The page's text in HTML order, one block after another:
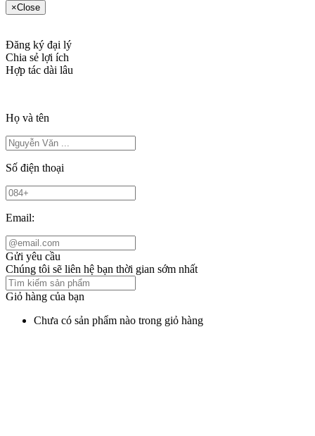
×Close
Đăng ký đại lý
Chia sẻ lợi ích
Hợp tác dài lâu
Họ và tên
Số điện thoại
Email:
Gửi yêu cầu
Chúng tôi sẽ liên hệ bạn thời gian sớm nhất
Giỏ hàng của bạn
Chưa có sản phẩm nào trong giỏ hàng